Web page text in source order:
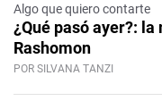
Algo que quiero contarte
¿Qué pasó ayer?:
Rashomon
POR SILVANA TANZI